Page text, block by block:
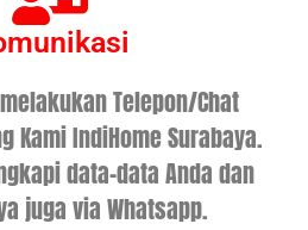
Telepon/Chat
Kami IndiHome Surabaya.
data-data Anda dan
juga via Whatsapp.